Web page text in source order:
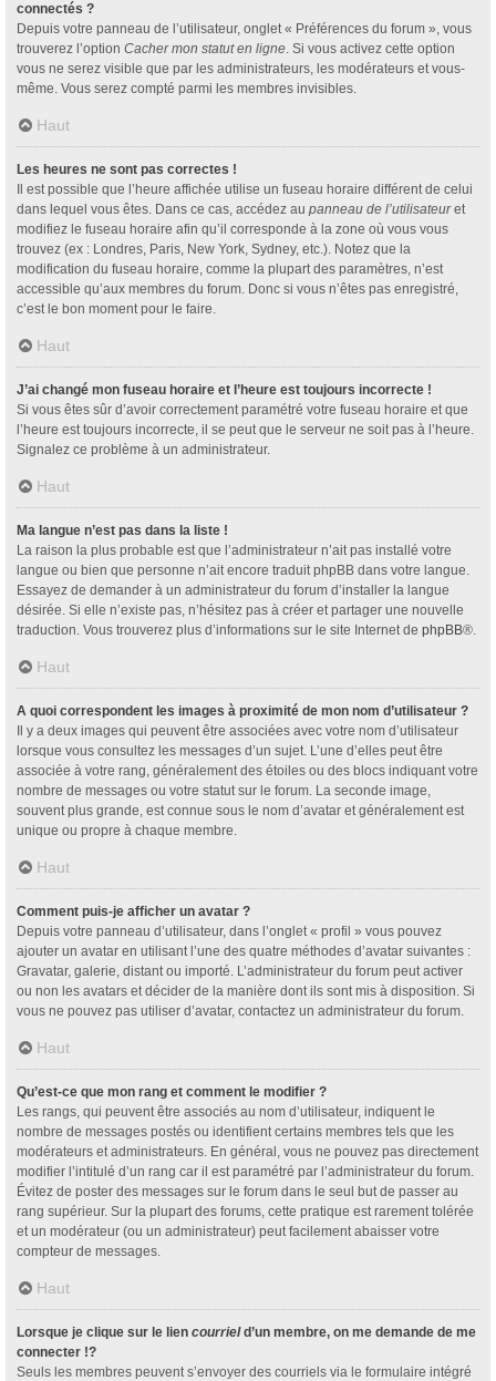
connectés ?
Depuis votre panneau de l’utilisateur, onglet « Préférences du forum », vous
trouverez l’option Cacher mon statut en ligne. Si vous activez cette option
vous ne serez visible que par les administrateurs, les modérateurs et vous-
même. Vous serez compté parmi les membres invisibles.
Haut
Les heures ne sont pas correctes !
Il est possible que l’heure affichée utilise un fuseau horaire différent de celui
dans lequel vous êtes. Dans ce cas, accédez au panneau de l’utilisateuret
modifiez le fuseau horaire afin qu’il corresponde à la zone où vous vous
trouvez (ex : Londres, Paris, New York, Sydney, etc.). Notez que la
modification du fuseau horaire, comme la plupart des paramètres, n’est
accessible qu’aux membres du forum. Donc si vous n’êtes pas enregistré,
c’est le bon moment pour le faire.
Haut
J’ai changé mon fuseau horaire et l’heure est toujours incorrecte !
Si vous êtes sûr d’avoir correctement paramétré votre fuseau horaire et que
l’heure est toujours incorrecte, il se peut que le serveur ne soit pas à l’heure.
Signalez ce problème à un administrateur.
Haut
Ma langue n’est pas dans la liste !
La raison la plus probable est que l’administrateur n’ait pas installé votre
langue ou bien que personne n’ait encore traduit phpBB dans votre langue.
Essayez de demander à un administrateur du forum d’installer la langue
désirée. Si elle n’existe pas, n’hésitez pas à créer et partager une nouvelle
traduction. Vous trouverez plus d’informations sur le site Internet de phpBB®.
Haut
A quoi correspondent les images à proximité de mon nom d’utilisateur ?
Il y a deux images qui peuvent être associées avec votre nom d’utilisateur
lorsque vous consultez les messages d’un sujet. L’une d’elles peut être
associée à votre rang, généralement des étoiles ou des blocs indiquant votre
nombre de messages ou votre statut sur le forum. La seconde image,
souvent plus grande, est connue sous le nom d’avatar et généralement est
unique ou propre à chaque membre.
Haut
Comment puis-je afficher un avatar ?
Depuis votre panneau d’utilisateur, dans l’onglet « profil » vous pouvez
ajouter un avatar en utilisant l’une des quatre méthodes d’avatar suivantes :
Gravatar, galerie, distant ou importé. L’administrateur du forum peut activer
ou non les avatars et décider de la manière dont ils sont mis à disposition. Si
vous ne pouvez pas utiliser d’avatar, contactez un administrateur du forum.
Haut
Qu’est-ce que mon rang et comment le modifier ?
Les rangs, qui peuvent être associés au nom d’utilisateur, indiquent le
nombre de messages postés ou identifient certains membres tels que les
modérateurs et administrateurs. En général, vous ne pouvez pas directement
modifier l’intitulé d’un rang car il est paramétré par l’administrateur du forum.
Évitez de poster des messages sur le forum dans le seul but de passer au
rang supérieur. Sur la plupart des forums, cette pratique est rarement tolérée
et un modérateur (ou un administrateur) peut facilement abaisser votre
compteur de messages.
Haut
Lorsque je clique sur le lien courrield’un membre, on me demande de me
connecter !?
Seuls les membres peuvent s’envoyer des courriels via le formulaire intégré